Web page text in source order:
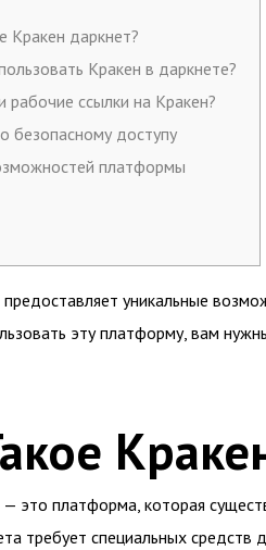
Кракен даркнет?
Кракен в даркнете?
рабочие ссылки на Кракен?
безопасному доступу
платформы
уникальные
эту платформу, вам
это платформа, которая
требует специальных